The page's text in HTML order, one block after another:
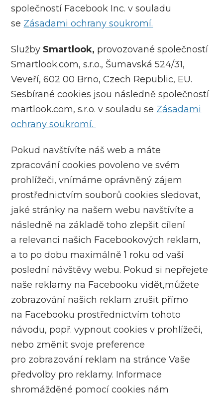
společností Facebook Inc. v souladu
se Zásadami ochrany soukromí.
Služby Smartlook, provozované společností
Smartlook.com, s.r.o., Šumavská 524/31,
Veveří, 602 00 Brno, Czech Republic, EU.
Sesbírané cookies jsou následně společností
martlook.com, s.r.o. v souladu se Zásadami
ochrany soukromí.
Pokud navštívíte náš web a máte
zpracování cookies povoleno ve svém
prohlížeči, vnímáme oprávněný zájem
prostřednictvím souborů cookies sledovat,
jaké stránky na našem webu navštívíte a
následně na základě toho zlepšit cílení
a relevanci našich Facebookových reklam,
a to po dobu maximálně 1 roku od vaší
poslední návštěvy webu. Pokud si nepřejete
naše reklamy na Facebooku vidět,můžete
zobrazování našich reklam zrušit přímo
na Facebooku prostřednictvím tohoto
návodu, popř. vypnout cookies v prohlížeči,
nebo změnit svoje preference
pro zobrazování reklam na stránce Vaše
předvolby pro reklamy. Informace
shromážděné pomocí cookies nám